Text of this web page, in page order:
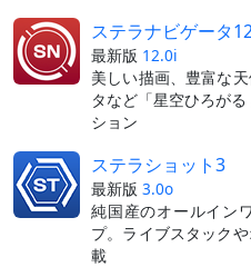
ステラナビゲータ
最新版 12.0i
美しい描画、豊富な
タなど「星空ひろが
ション
ステラショット3
最新版 3.0o
純国産のオールイン
プ。ライブスタック
載